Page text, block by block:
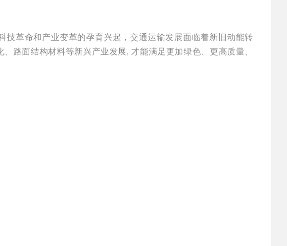
革命和产业变革的孕育兴起，交通运输发展面临着新旧动能转
路面结构材料等新兴产业发展, 才能满足更加绿色、更高质量、